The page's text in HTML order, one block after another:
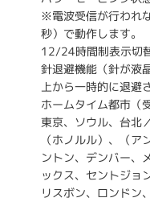
※電波受信が行われ
秒）で動作します。
12/24時間制表示切
針退避機能（針が液
上から一時的に退避
ホームタイム都市（
東京、ソウル、台北
（ホノルル）、（
ントン、デンバー、
ックス、セントジョ
リスボン、ロンドン